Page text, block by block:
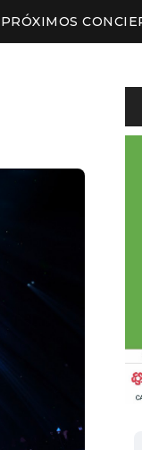
PRÓXIMOS